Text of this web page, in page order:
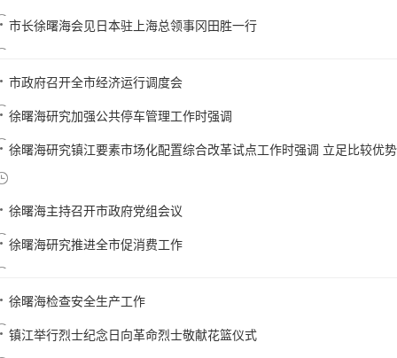
市长徐曙海会见日本驻上海总领事冈田胜一行
市政府召开全市经济运行调度会
徐曙海研究加强公共停车管理工作时强调
徐曙海研究镇江要素市场化配置综合改革试点工作时强调 立足比较优
徐曙海主持召开市政府党组会议
徐曙海研究推进全市促消费工作
徐曙海检查安全生产工作
镇江举行烈士纪念日向革命烈士敬献花篮仪式